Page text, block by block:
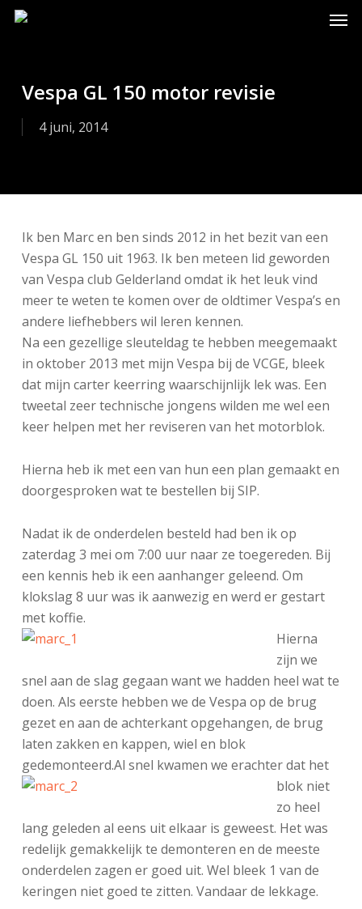
Skip
Vespa GL 150 motor revisie
4 juni, 2014
Ik ben Marc en ben sinds 2012 in het bezit van een
Vespa GL 150 uit 1963. Ik ben meteen lid geworden
van Vespa club Gelderland omdat ik het leuk vind
meer te weten te komen over de oldtimer Vespa’s en
andere liefhebbers wil leren kennen.
Na een gezellige sleuteldag te hebben meegemaakt
in oktober 2013 met mijn Vespa bij de VCGE, bleek
dat mijn carter keerring waarschijnlijk lek was. Een
tweetal zeer technische jongens wilden me wel een
keer helpen met her reviseren van het motorblok.
Hierna heb ik met een van hun een plan gemaakt en
doorgesproken wat te bestellen bij SIP.
Nadat ik de onderdelen besteld had ben ik op
zaterdag 3 mei om 7:00 uur naar ze toegereden. Bij
een kennis heb ik een aanhanger geleend. Om
klokslag 8 uur was ik aanwezig en werd er gestart
met koffie.
Hierna
zijn we
snel aan de slag gegaan want we hadden heel wat te
doen. Als eerste hebben we de Vespa op de brug
gezet en aan de achterkant opgehangen, de brug
laten zakken en kappen, wiel en blok
gedemonteerd.Al snel kwamen we erachter dat het
blok niet
zo heel
lang geleden al eens uit elkaar is geweest. Het was
redelijk gemakkelijk te demonteren en de meeste
onderdelen zagen er goed uit. Wel bleek 1 van de
keringen niet goed te zitten. Vandaar de lekkage.